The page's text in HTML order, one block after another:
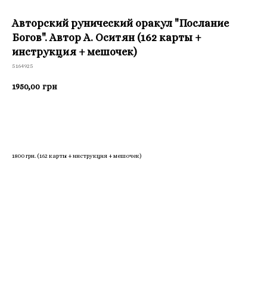
Авторский рунический оракул "Послание
Богов". Автор А. Оситян (162 карты +
инструкция + мешочек)
5164925
1950,00 грн
1800 грн. (162 карты + инструкция + мешочек)